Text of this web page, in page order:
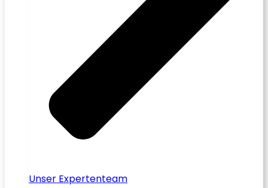
Unser Expertenteam